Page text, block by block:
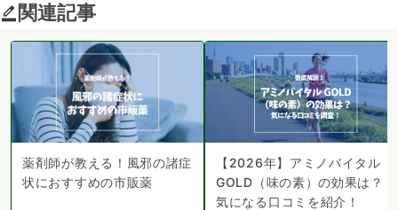
関連記事
薬剤師が教える！風邪の諸症
状におすすめの市販薬
【2026年】アミノバイタル
GOLD（味の素）の効果は？
気になる口コミを紹介！